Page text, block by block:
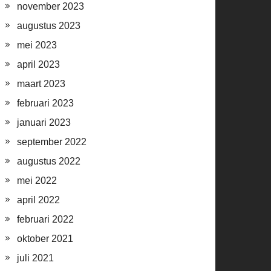
november 2023
augustus 2023
mei 2023
april 2023
maart 2023
februari 2023
januari 2023
september 2022
augustus 2022
mei 2022
april 2022
februari 2022
oktober 2021
juli 2021